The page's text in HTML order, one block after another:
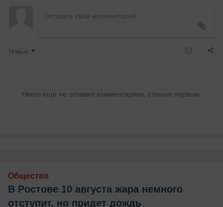
Новые
Никто ещё не оставил комментариев, станьте первым.
Общество
В Ростове 10 августа жара немного
отступит, но придет дождь